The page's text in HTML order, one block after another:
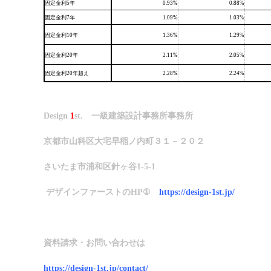
固定金利5年 0.93% 0.88%
固定金利7年 1.09% 1.03%
固定金利10年 1.36% 1.29%
固定金利20年 2.11% 2.05%
固定金利20年超え 2.28% 2.24%
Design 1 st. 一級建築設計事務所事務所
京都市山科区大宅早稲ノ内町３１－２０２
さいたま市浦和区針ヶ谷1-5-1
デザインファーストのHP① https://design-1st.jp/
資料請求・お問い合わせは
https://design-1st.jp/contact/